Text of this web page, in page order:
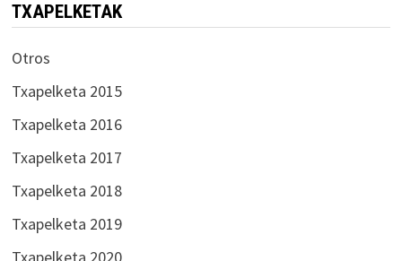
TXAPELKETAK
Otros
Txapelketa 2015
Txapelketa 2016
Txapelketa 2017
Txapelketa 2018
Txapelketa 2019